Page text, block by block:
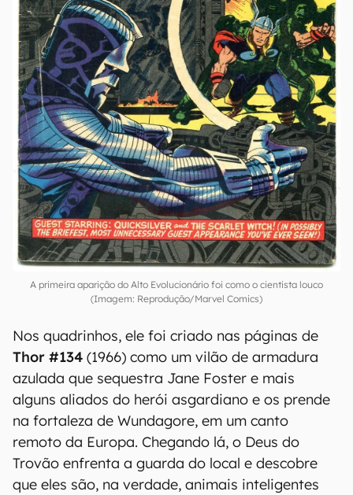
A primeira aparição do Alto Evolucionário foi como o cientista louco
(Imagem: Reprodução/Marvel Comics)
Nos quadrinhos, ele foi criado nas páginas de
Thor #134 (1966) como um vilão de armadura
azulada que sequestra Jane Foster e mais
alguns aliados do herói asgardiano e os prende
na fortaleza de Wundagore, em um canto
remoto da Europa. Chegando lá, o Deus do
Trovão enfrenta a guarda do local e descobre
que eles são, na verdade, animais inteligentes